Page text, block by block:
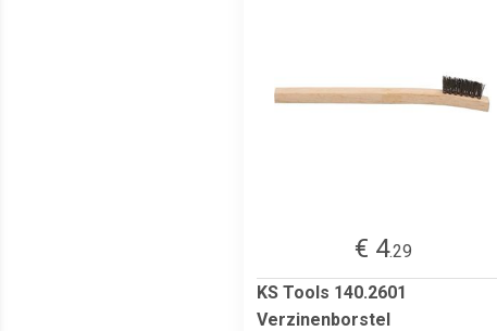
€ 4.29
KS Tools 140.2601
Verzinenborstel